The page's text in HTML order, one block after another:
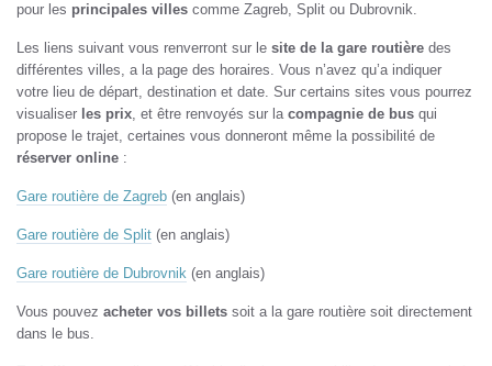
pour les principales villes comme Zagreb, Split ou Dubrovnik.
Les liens suivant vous renverront sur le site de la gare routière des
différentes villes, a la page des horaires. Vous n’avez qu’a indiquer
votre lieu de départ, destination et date. Sur certains sites vous pourrez
visualiser les prix, et être renvoyés sur la compagnie de bus qui
propose le trajet, certaines vous donneront même la possibilité de
réserver online :
Gare routière de Zagreb (en anglais)
Gare routière de Split (en anglais)
Gare routière de Dubrovnik (en anglais)
Vous pouvez acheter vos billets soit a la gare routière soit directement
dans le bus.